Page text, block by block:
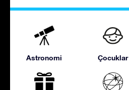
Astronomi Çocuklar